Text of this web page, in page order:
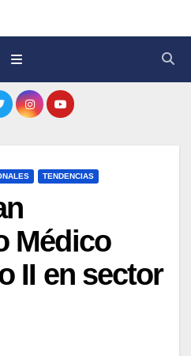
TENDENCIAS
Médico
II en sector